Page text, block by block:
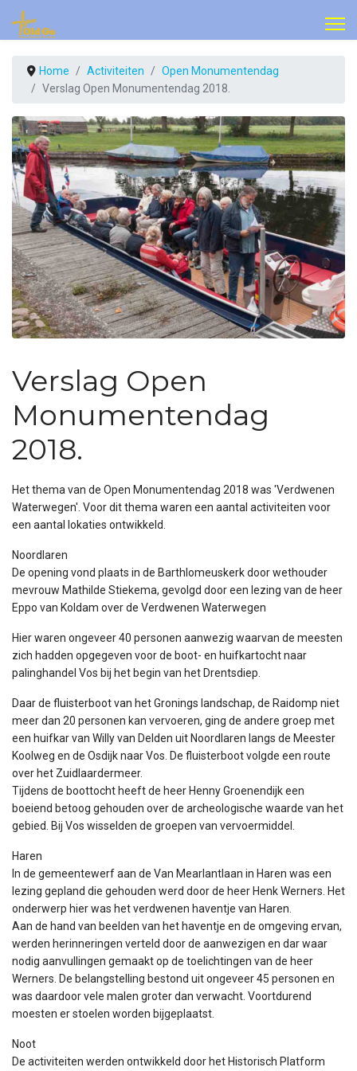
Home Activiteiten
Open Monumentendag
Verslag Open Monumentendag 2018.
Verslag Open
Monumentendag
2018.
Het thema van de Open Monumentendag 2018 was 'Verdwenen
Waterwegen'. Voor dit thema waren een aantal activiteiten voor
een aantal lokaties ontwikkeld.
Noordlaren
De opening vond plaats in de Barthlomeuskerk door wethouder
mevrouw Mathilde Stiekema, gevolgd door een lezing van de heer
Eppo van Koldam over de Verdwenen Waterwegen
Hier waren ongeveer 40 personen aanwezig waarvan de meesten
zich hadden opgegeven voor de boot- en huifkartocht naar
palinghandel Vos bij het begin van het Drentsdiep.
Daar de fluisterboot van het Gronings landschap, de Raidomp niet
meer dan 20 personen kan vervoeren, ging de andere groep met
een huifkar van Willy van Delden uit Noordlaren langs de Meester
Koolweg en de Osdijk naar Vos. De fluisterboot volgde een route
over het Zuidlaardermeer.
Tijdens de boottocht heeft de heer Henny Groenendijk een
boeiend betoog gehouden over de archeologische waarde van het
gebied. Bij Vos wisselden de groepen van vervoermiddel.
Haren
In de gemeentewerf aan de Van Mearlantlaan in Haren was een
lezing gepland die gehouden werd door de heer Henk Werners. Het
onderwerp hier was het verdwenen haventje van Haren.
Aan de hand van beelden van het haventje en de omgeving ervan,
werden herinneringen verteld door de aanwezigen en dar waar
nodig aanvullingen gemaakt op de toelichtingen van de heer
Werners. De belangstelling bestond uit ongeveer 45 personen en
was daardoor vele malen groter dan verwacht. Voortdurend
moesten er stoelen worden bijgeplaatst.
Noot
De activiteiten werden ontwikkeld door het Historisch Platform